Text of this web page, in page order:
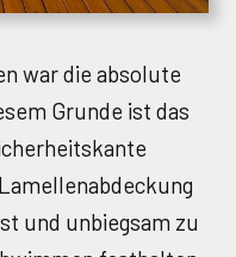
war die absolute
Grunde ist das
und unbiegsam zu